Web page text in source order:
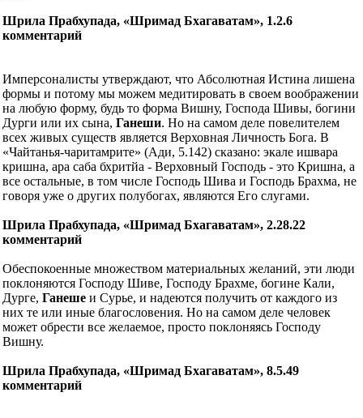
Шрила Прабхупада, «Шримад Бхагаватам», 1.2.6
комментарий
Имперсоналисты утверждают, что Абсолютная Истина лишена
формы и потому мы можем медитировать в своем воображении
на любую форму, будь то форма Вишну, Господа Шивы, богини
Дурги или их сына, Ганеши. Но на самом деле повелителем
всех живых существ является Верховная Личность Бога. В
«Чайтанья-чаритамрите» (Ади, 5.142) сказано: экале ишвара
кришна, ара саба бхритйа - Верховный Господь - это Кришна, а
все остальные, в том числе Господь Шива и Господь Брахма, не
говоря уже о других полубогах, являются Его слугами.
Шрила Прабхупада, «Шримад Бхагаватам», 2.28.22
комментарий
Обеспокоенные множеством материальных желаний, эти люди
поклоняются Господу Шиве, Господу Брахме, богине Кали,
Дурге, Ганеше и Сурье, и надеются получить от каждого из
них те или иные благословения. Но на самом деле человек
может обрести все желаемое, просто поклоняясь Господу
Вишну.
Шрила Прабхупада, «Шримад Бхагаватам», 8.5.49
комментарий